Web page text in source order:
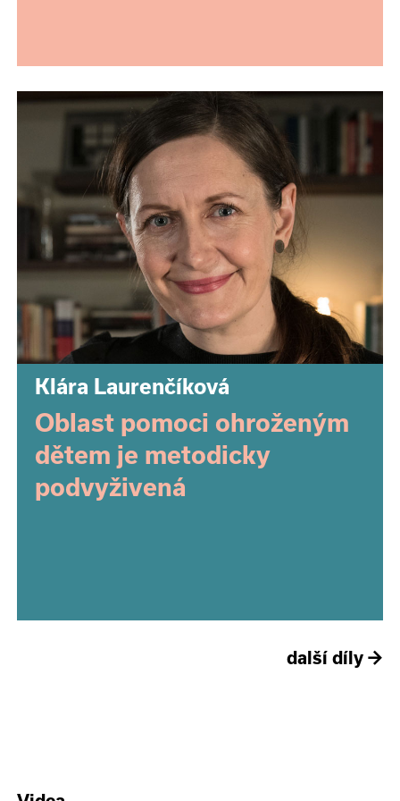
Klára Laurenčíková
Oblast pomoci ohroženým
dětem je metodicky
podvyživená
další díly →